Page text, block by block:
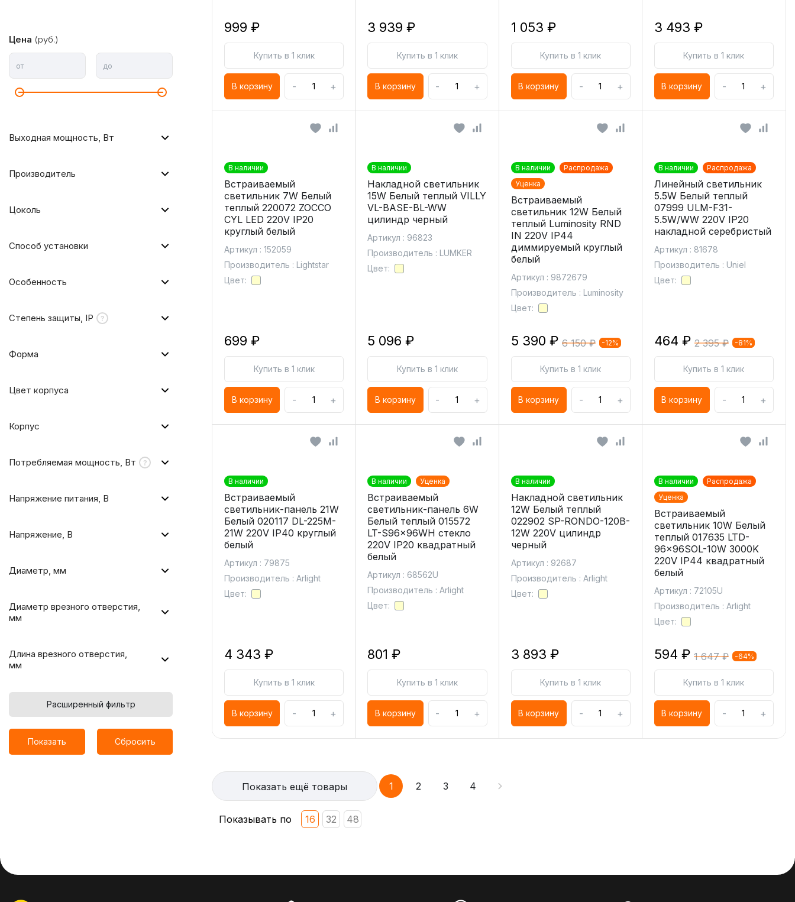
Цена (руб.)
от до
Выходная мощность, Вт
Производитель
Цоколь
Способ установки
Особенность
Степень защиты, IP
Форма
Цвет корпуса
Корпус
Потребляемая мощность, Вт
Напряжение питания, В
Напряжение, В
Диаметр, мм
Диаметр врезного отверстия,
мм
Длина врезного отверстия,
мм
Расширенный фильтр
Показать Сбросить
999 ₽
Купить в 1 клик
В корзину - +
3 939 ₽
Купить в 1 клик
В корзину - +
1 053 ₽
Купить в 1 клик
В корзину - +
3 493 ₽
Купить в 1 клик
В корзину - +
В наличии
Встраиваемый
светильник 7W Белый
теплый 220072 ZOCCO
CYL LED 220V IP20
круглый белый
Артикул : 152059
Производитель : Lightstar
Цвет:
699 ₽
Купить в 1 клик
В корзину - +
В наличии
Накладной светильник
15W Белый теплый VILLY
VL-BASE-BL-WW
цилиндр черный
Артикул : 96823
Производитель : LUMKER
Цвет:
5 096 ₽
Купить в 1 клик
В корзину - +
В наличии
Распродажа
Уценка
Встраиваемый
светильник 12W Белый
теплый Luminosity RND
IN 220V IP44
диммируемый круглый
белый
Артикул : 9872679
Производитель : Luminosity
Цвет:
5 390 ₽ 6 150 ₽ -12%
Купить в 1 клик
В корзину - +
В наличии Распродажа
Линейный светильник
5.5W Белый теплый
07999 ULM-F31-
5.5W/WW 220V IP20
накладной серебристый
Артикул : 81678
Производитель : Uniel
Цвет:
464 ₽ 2 395 ₽ -81%
Купить в 1 клик
В корзину - +
В наличии
Встраиваемый
светильник-панель 21W
Белый 020117 DL-225M-
21W 220V IP40 круглый
белый
Артикул : 79875
Производитель : Arlight
Цвет:
4 343 ₽
Купить в 1 клик
В корзину - +
В наличии Уценка
Встраиваемый
светильник-панель 6W
Белый теплый 015572
LT-S96x96WH стекло
220V IP20 квадратный
белый
Артикул : 68562U
Производитель : Arlight
Цвет:
801 ₽
Купить в 1 клик
В корзину - +
В наличии
Накладной светильник
12W Белый теплый
022902 SP-RONDO-120B-
12W 220V цилиндр
черный
Артикул : 92687
Производитель : Arlight
Цвет:
3 893 ₽
Купить в 1 клик
В корзину - +
В наличии
Распродажа
Уценка
Встраиваемый
светильник 10W Белый
теплый 017635 LTD-
96x96SOL-10W 3000K
220V IP44 квадратный
белый
Артикул : 72105U
Производитель : Arlight
Цвет:
594 ₽ 1 647 ₽ -64%
Купить в 1 клик
В корзину - +
Показать ещё товары 1 2 3 4
Показывать по 16 32 48